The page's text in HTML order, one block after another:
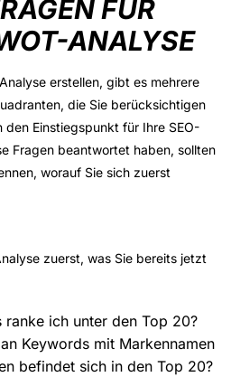
FÜR
ANALYSE
erstellen, gibt es mehrere
die Sie berücksichtigen
den Einstiegspunkt für Ihre SEO-
Fragen beantwortet haben, sollten
worauf Sie sich zuerst
zuerst, was Sie bereits jetzt
ranke ich unter den Top 20?
Keywords mit Markennamen
befindet sich in den Top 20?